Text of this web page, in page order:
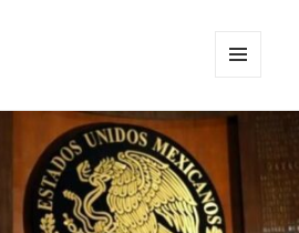
WIDGETS